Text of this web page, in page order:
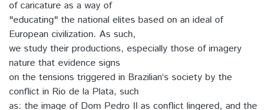
of caricature as a way of
"educating" the national elites based on an ideal of
European civilization. As such,
we study their productions, especially those of imagery
nature that evidence signs
on the tensions triggered in Brazilian‘s society by the
conflict in Rio de la Plata, such
as: the image of Dom Pedro II as conflict lingered, and the